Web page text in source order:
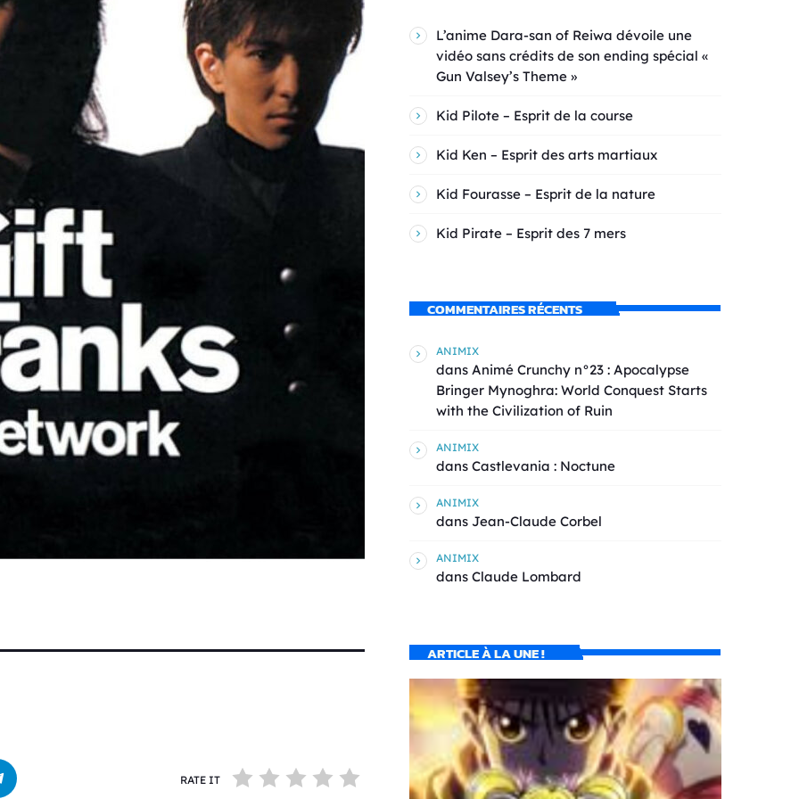
RATE IT
L’anime Dara-san of Reiwa dévoile une
vidéo sans crédits de son ending spécial «
Gun Valsey’s Theme »
Kid Pilote – Esprit de la course
Kid Ken – Esprit des arts martiaux
Kid Fourasse – Esprit de la nature
Kid Pirate – Esprit des 7 mers
COMMENTAIRES RÉCENTS
ANIMIX
dans Animé Crunchy n°23 : Apocalypse
Bringer Mynoghra: World Conquest Starts
with the Civilization of Ruin
ANIMIX
dans Castlevania : Noctune
ANIMIX
dans Jean-Claude Corbel
ANIMIX
dans Claude Lombard
ARTICLE À LA UNE !